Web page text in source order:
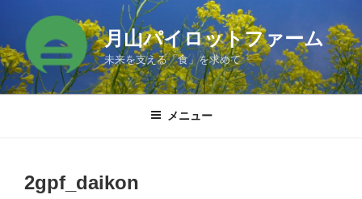
テ
ン
ツ
月山パイロットファーム
未来を支える「食」を求めて
メニュー
2gpf_daikon